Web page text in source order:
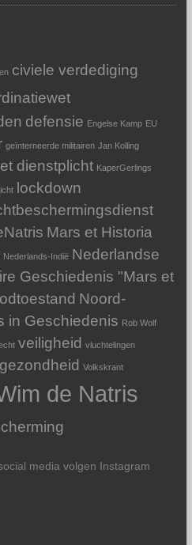
civiele verdediging
defensie Engelse Kamp EU
geïnterneerde militairen Jan Kolling
dienstplicht KaperGerlings
lockdown
Mars et Historia
Nederlands-Indië Nederlandse
Geschiedenis "Mars et
Noord-
in Geschiedenis Rob Wolf
veiligheid vluchtelingen
Volkskrant
de Natris